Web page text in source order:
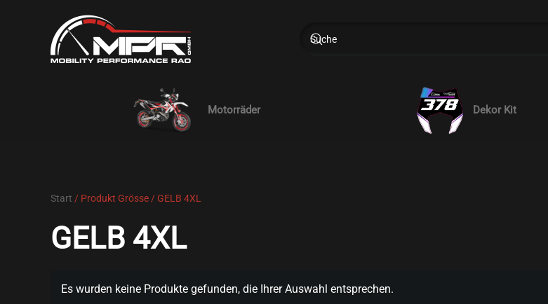
Skip to main content
Motorräder Dekor Kit
Start / Produkt Grösse / GELB 4XL
GELB 4XL
Es wurden keine Produkte gefunden, die Ihrer Auswahl entsprechen.